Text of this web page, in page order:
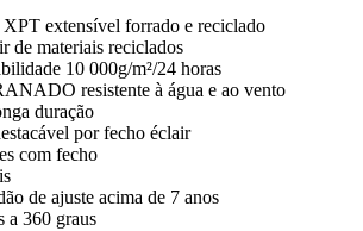
extensível forrado e reciclado
de materiais reciclados
10 000g/m²/24 horas
resistente à água e ao vento
duração
por fecho éclair
com fecho
de ajuste acima de 7 anos
a 360 graus